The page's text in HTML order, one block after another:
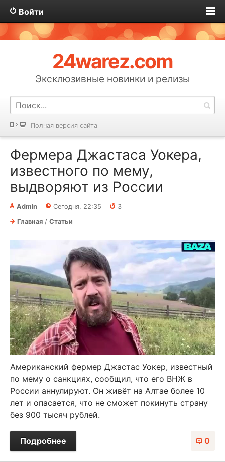
Войти
24warez.com
Эксклюзивные новинки и релизы
Полная версия сайта
Фермера Джастаса Уокера,
известного по мему,
выдворяют из России
Admin Сегодня, 22:35
3
Главная / Статьи
Американский фермер Джастас Уокер, известный
по мему о санкциях, сообщил, что его ВНЖ в
России аннулируют. Он живёт на Алтае более 10
лет и опасается, что не сможет покинуть страну
без 900 тысяч рублей.
0
Подробнее